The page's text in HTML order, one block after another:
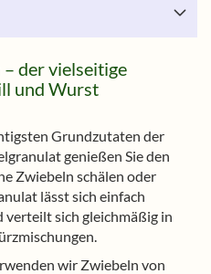
der vielseitige
und Wurst
Grundzutaten der
genießen Sie den
Zwiebeln schälen oder
lässt sich einfach
verteilt sich gleichmäßig in
wir Zwiebeln von